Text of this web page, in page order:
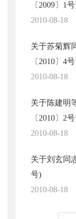
〔2009〕1
2010-08-18
关于苏菊辉
〔2010〕4
2010-08-18
关于陈建明
〔2010〕2
2010-08-18
关于刘玄同
号)
2010-08-18